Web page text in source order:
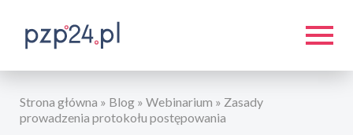
Strona główna » Blog » Webinarium » Zasady
prowadzenia protokołu postępowania